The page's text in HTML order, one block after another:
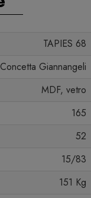
TAPIES 68
Concetta Giannangeli
MDF, vetro
165
52
15/83
151 Kg